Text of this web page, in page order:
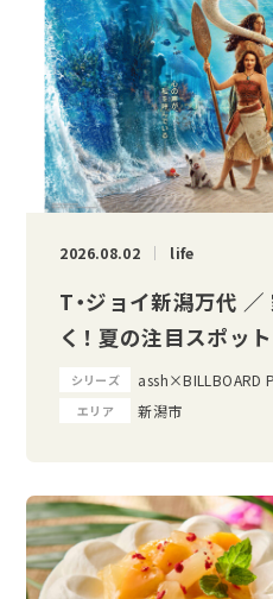
2026.08.02 life
T・ジョイ新潟万代
く！ 夏の注目スポッ
シリーズ assh×BILLBOARD
エリア 新潟市